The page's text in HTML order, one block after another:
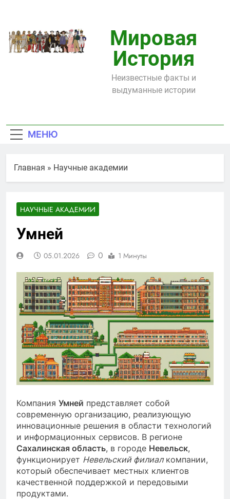
содержимому
Мировая
История
Неизвестные факты и
выдуманные истории
МЕНЮ
Главная » Научные академии
НАУЧНЫЕ АКАДЕМИИ
Умней
05.01.2026 0 1 Минуты
Компания Умней представляет собой
современную организацию, реализующую
инновационные решения в области технологий
и информационных сервисов. В регионе
Сахалинская область, в городе Невельск,
функционирует Невельский филиалкомпании,
который обеспечивает местных клиентов
качественной поддержкой и передовыми
продуктами.